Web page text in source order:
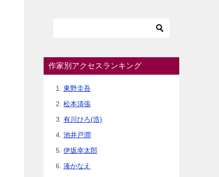
作家別アクセスランキング
東野圭吾
松本清張
有川ひろ(浩)
池井戸潤
伊坂幸太郎
湊かなえ